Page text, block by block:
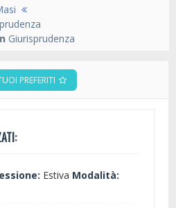
Giurisprudenza
PREFERITI
Estiva Modalità: